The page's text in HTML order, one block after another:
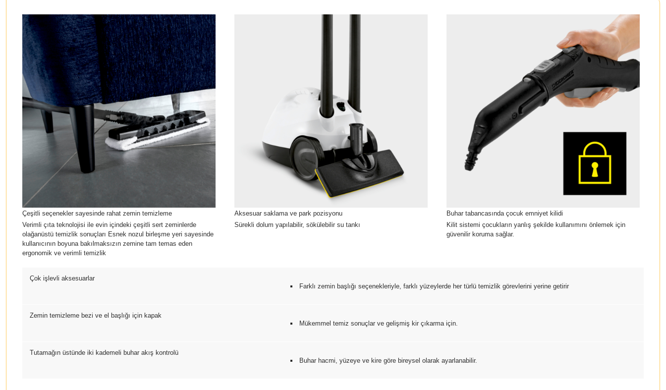
Çeşitli seçenekler sayesinde rahat zemin temizleme
Verimli çıta teknolojisi ile evin içindeki çeşitli sert zeminlerde
olağanüstü temizlik sonuçları Esnek nozul birleşme yeri sayesinde
kullanıcının boyuna bakılmaksızın zemine tam temas eden
ergonomik ve verimli temizlik
Aksesuar saklama ve park pozisyonu
Sürekli dolum yapılabilir, sökülebilir su tankı
Buhar tabancasında çocuk emniyet kilidi
Kilit sistemi çocukların yanlış şekilde kullanımını önlemek için
güvenilir koruma sağlar.
Çok işlevli aksesuarlar
Farklı zemin başlığı seçenekleriyle, farklı yüzeylerde her türlü temizlik görevlerini yerine getirir
Zemin temizleme bezi ve el başlığı için kapak
Mükemmel temiz sonuçlar ve gelişmiş kir çıkarma için.
Tutamağın üstünde iki kademeli buhar akış kontrolü
Buhar hacmi, yüzeye ve kire göre bireysel olarak ayarlanabilir.